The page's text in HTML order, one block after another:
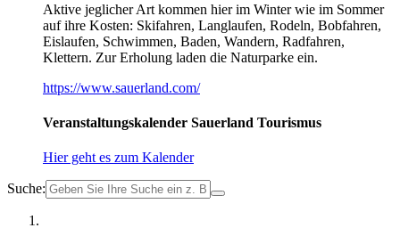
Aktive jeglicher Art kommen hier im Winter wie im Sommer
auf ihre Kosten: Skifahren, Langlaufen, Rodeln, Bobfahren,
Eislaufen, Schwimmen, Baden, Wandern, Radfahren,
Klettern. Zur Erholung laden die Naturparke ein.
https://www.sauerland.com/
Veranstaltungskalender Sauerland Tourismus
Hier geht es zum Kalender
Suche: